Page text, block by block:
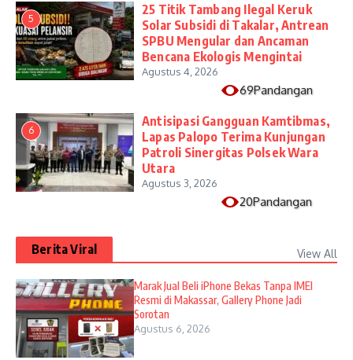
5
25 Titik Tambang Ilegal Keruk
Solar Subsidi di Takalar, Antrean
SPBU Mengular dan Ancaman
Bencana Ekologis Mengintai
Agustus 4, 2026
69Pandangan
6
Antisipasi Gangguan Kamtibmas,
Lapas Palopo Terima Kunjungan
Patroli Sinergitas Polsek Wara
Utara
Agustus 3, 2026
20Pandangan
Berita Viral View All
​Marak Jual Beli iPhone Bekas Tanpa IMEI
Resmi di Makassar, Gallery Phone Jadi
Sorotan
Agustus 6, 2026